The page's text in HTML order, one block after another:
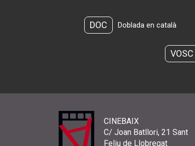
DOC Doblada en català
VOSC
CINEBAIX
C/ Joan Batllori, 21 Sant
Feliu de Llobregat